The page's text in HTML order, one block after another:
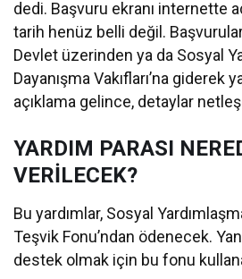
dedi. Başvuru ekranı internette
tarih henüz belli değil.
Devlet üzerinden ya da Sosyal
Dayanışma Vakıfları’na giderek
açıklama gelince, detaylar
YARDIM PARASI
VERİLECEK?
Bu yardımlar, Sosyal
Teşvik Fonu’ndan ödenecek.
destek olmak için bu fonu